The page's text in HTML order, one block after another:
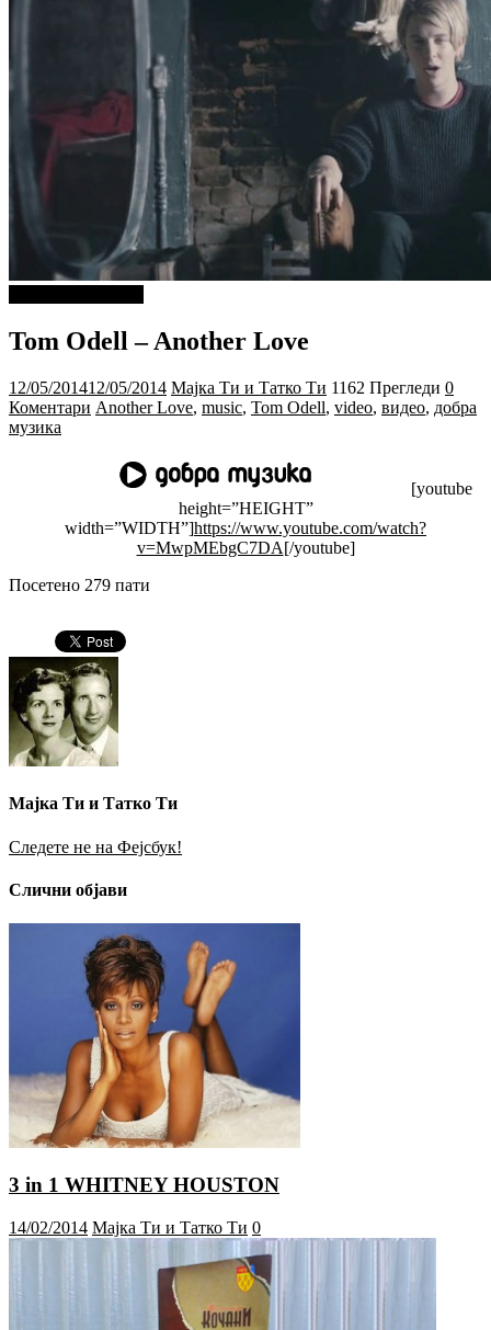
Tom Odell – Another Love
12/05/201412/05/2014 Мајка Ти и Татко Ти 1162 Прегледи 0
Коментари Another Love, music, Tom Odell, video, видео, добра
музика
[youtube
height=”HEIGHT”
width=”WIDTH”]https://www.youtube.com/watch?
v=MwpMEbgC7DA[/youtube]
Посетено 279 пати
Мајка Ти и Татко Ти
Следете не на Фејсбук!
Слични објави
3 in 1 WHITNEY HOUSTON
14/02/2014 Мајка Ти и Татко Ти 0